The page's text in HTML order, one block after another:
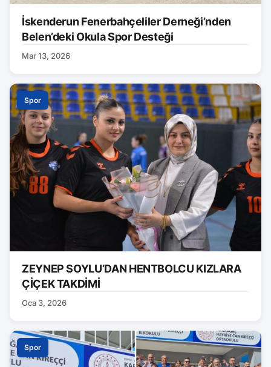
İskenderun Fenerbahçeliler Derneği’nden
Belen’deki Okula Spor Desteği
Mar 13, 2026
Spor
ZEYNEP SOYLU’DAN HENTBOLCU KIZLARA
ÇİÇEK TAKDİMİ
Oca 3, 2026
Spor